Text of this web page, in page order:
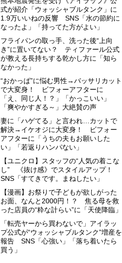
式が紹介「ウォッシャブルタンク」に
1.9万いいねの反響 SNS「水の節約に
なったよ」「持ってた方がよい」
フライパンの取っ手、洗った後“上向
き”に置いてない？ ティファール公式
が教える長持ちする乾かし方に「知ら
なかった」
“おかっぱ”に悩む男性→バッサリカット
で大変身！ ビフォーアフターに
「え、同じ人！？」「かっこいい」
「爽やかすぎる～」大絶賛の声
妻に「ハゲてる」と言われ…カットで
解決→イケオジに大変身！ ビフォー
アフターに「うちの夫もお願いした
い」「若返りハンパない」
【ユニクロ】スタッフの“人気の着こな
し” 《抜け感》でスタイルアップ！
SNS「すてきです。まねしたい」
【漫画】お祭りで子どもが欲しがった
お面、なんと2000円！？ 焦る母を救
った店員の“粋な計らい”に「天使降臨」
「転売ヤーから買わないで」アイラッ
プ公式が“ウォッシャブルタンク”増産を
報告 SNS「心強い」「落ち着いたら
買う」